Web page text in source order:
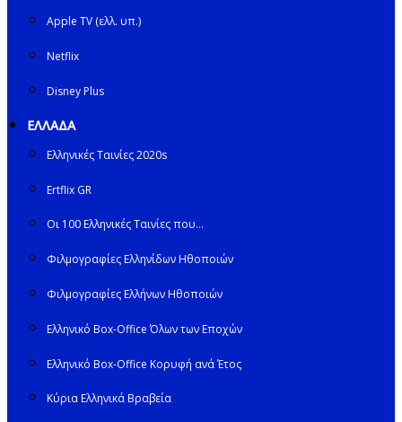
Apple TV (ελλ. υπ.)
Netflix
Disney Plus
ΕΛΛΑΔΑ
Ελληνικές Ταινίες 2020s
Ertflix GR
Οι 100 Ελληνικές Ταινίες που…
Φιλμογραφίες Ελληνίδων Ηθοποιών
Φιλμογραφίες Ελλήνων Ηθοποιών
Ελληνικό Box-Office Όλων των Εποχών
Ελληνικό Box-Office Κορυφή ανά Έτος
Κύρια Ελληνικά Βραβεία